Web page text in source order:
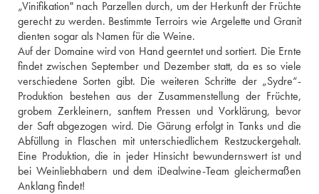
„Vinifikation" nach Parzellen durch, um der Herkunft der Früchte
gerecht zu werden. Bestimmte Terroirs wie Argelette und Granit
dienten sogar als Namen für die Weine.
Auf der Domaine wird von Hand geerntet und sortiert. Die Ernte
findet zwischen September und Dezember statt, da es so viele
verschiedene Sorten gibt. Die weiteren Schritte der „Sydre“-
Produktion bestehen aus der Zusammenstellung der Früchte,
grobem Zerkleinern, sanftem Pressen und Vorklärung, bevor
der Saft abgezogen wird. Die Gärung erfolgt in Tanks und die
Abfüllung in Flaschen mit unterschiedlichem Restzuckergehalt.
Eine Produktion, die in jeder Hinsicht bewundernswert ist und
bei Weinliebhabern und dem iDealwine-Team gleichermaßen
Anklang findet!